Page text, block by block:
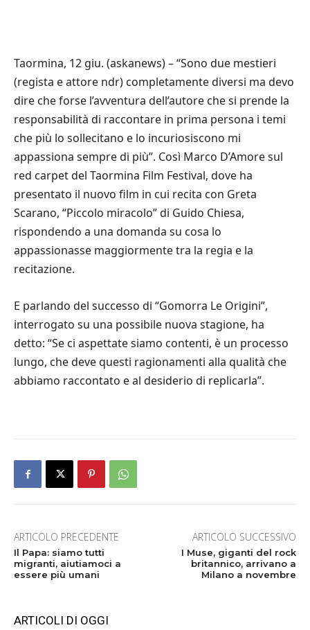
Taormina, 12 giu. (askanews) – “Sono due mestieri
(regista e attore ndr) completamente diversi ma devo
dire che forse l’avventura dell’autore che si prende la
responsabilità di raccontare in prima persona i temi
che più lo sollecitano e lo incuriosiscono mi
appassiona sempre di più”. Così Marco D’Amore sul
red carpet del Taormina Film Festival, dove ha
presentato il nuovo film in cui recita con Greta
Scarano, “Piccolo miracolo” di Guido Chiesa,
rispondendo a una domanda su cosa lo
appassionasse maggiormente tra la regia e la
recitazione.
E parlando del successo di “Gomorra Le Origini”,
interrogato su una possibile nuova stagione, ha
detto: “Se ci aspettate siamo contenti, è un processo
lungo, che deve questi ragionamenti alla qualità che
abbiamo raccontato e al desiderio di replicarla”.
ARTICOLO PRECEDENTE
Il Papa: siamo tutti
migranti, aiutiamoci a
essere più umani
ARTICOLO SUCCESSIVO
I Muse, giganti del rock
britannico, arrivano a
Milano a novembre
ARTICOLI DI OGGI